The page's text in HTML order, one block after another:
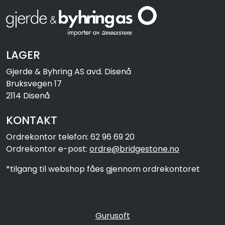
LAGER
Gjerde & Byhring AS avd. Disenå
Bruksvegen 17
2114 Disenå
KONTAKT
Ordrekontor telefon: 62 96 69 20
Ordrekontor e-post: ordre@bridgestone.no
*tilgang til webshop fåes gjennom ordrekontoret
Gurusoft